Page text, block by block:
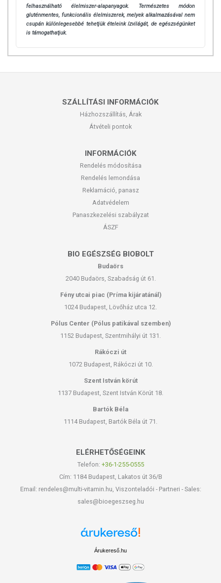
felhasználható élelmiszer-alapanyagok. Természetes módon
gluténmentes, funkcionális élelmiszerek, melyek alkalmazásával nem
csupán különlegesebbé tehetjük ételeink ízvilágát, de egészségünket
is támogathatjuk.
SZÁLLÍTÁSI INFORMÁCIÓK
Házhozszállítás, Árak
Átvételi pontok
INFORMÁCIÓK
Rendelés módosítása
Rendelés lemondása
Reklamáció, panasz
Adatvédelem
Panaszkezelési szabályzat
ÁSZF
BIO EGÉSZSÉG BIOBOLT
Budaörs
2040 Budaörs, Szabadság út 61.
Fény utcai piac (Príma kijáratánál)
1024 Budapest, Lövőház utca 12.
Pólus Center (Pólus patikával szemben)
1152 Budapest, Szentmihályi út 131.
Rákóczi út
1072 Budapest, Rákóczi út 10.
Szent István körút
1137 Budapest, Szent István Körút 18.
Bartók Béla
1114 Budapest, Bartók Béla út 71.
ELÉRHETŐSÉGEINK
Telefon: +36-1-255-0555
Cím: 1184 Budapest, Lakatos út 36/B
Email: rendeles@multi-vitamin.hu, Viszonteladói - Partneri - Sales:
sales@bioegeszseg.hu
Árukereső.hu